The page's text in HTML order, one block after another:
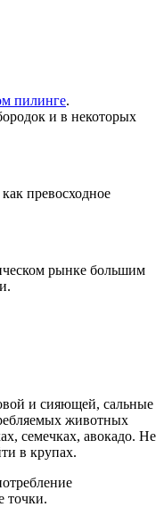
пилинге.
и в некоторых
превосходное
рынке большим
и сияющей, сальные
животных
семечках, авокадо. Не
в крупах.
точки.